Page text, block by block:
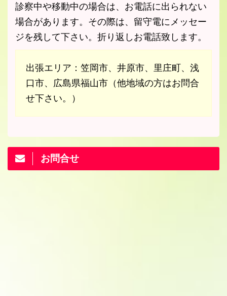
診察中や移動中の場合は、お電話に出られない
場合があります。その際は、留守電にメッセー
ジを残して下さい。折り返しお電話致します。
出張エリア：笠岡市、井原市、里庄町、浅
口市、広島県福山市（他地域の方はお問合
せ下さい。）
お問合せ